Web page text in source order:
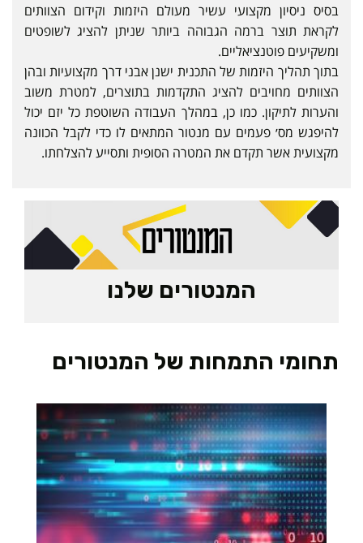
בסיס ניסיון מקצועי עשיר מעולם היזמות וקידום הצוותים
לקראת תוצר ברמה הגבוהה ביותר שניתן להציג לשופטים
ומשקיעים פוטנציאליים.
בתוך תהליך היזמות של התכנית ישנן אבני דרך מקצועיות ובהן
הצוותים מחויבים להציג התקדמות בתוצרים, למטרת משוב
והערות לתיקון. כמו כן, במהלך העבודה השוטפת כל יזם יכול
להיפגש מס׳ פעמים עם מנטור המתאים לו כדי לקבל הכוונה
מקצועית אשר תקדם את המטרה הסופית ותסייע להצלחתו.
המנטורים שלנו
תחומי התמחות של המנטורים